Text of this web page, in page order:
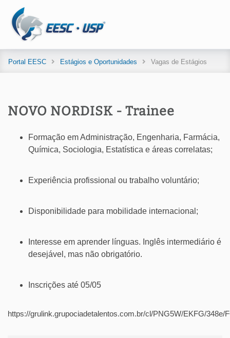
Portal EESC Estágios e Oportunidades Vagas de Estágios
NOVO NORDISK - Trainee
Formação em Administração, Engenharia, Farmácia,
Química, Sociologia, Estatística e áreas correlatas;
Experiência profissional ou trabalho voluntário;
Disponibilidade para mobilidade internacional;
Interesse em aprender línguas. Inglês intermediário é
desejável, mas não obrigatório.
Inscrições até 05/05
https://grulink.grupociadetalentos.com.br/cl/PNG5W/EKFG/